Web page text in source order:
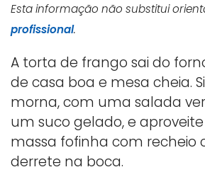
Esta informação não substitui
profissional.
A torta de frango sai do
de casa boa e mesa cheia.
morna, com uma salada
um suco gelado, e
massa fofinha com recheio
derrete na boca.